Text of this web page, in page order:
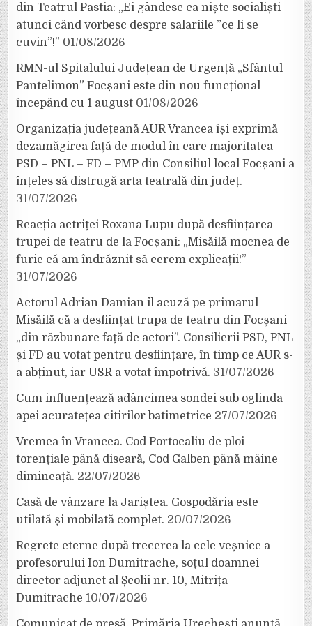
din Teatrul Pastia: „Ei gândesc ca niște socialiști
atunci când vorbesc despre salariile ”ce li se
cuvin”!” 01/08/2026
RMN-ul Spitalului Județean de Urgență „Sfântul
Pantelimon” Focșani este din nou funcțional
începând cu 1 august 01/08/2026
Organizația județeană AUR Vrancea își exprimă
dezamăgirea față de modul în care majoritatea
PSD – PNL – FD – PMP din Consiliul local Focșani a
înțeles să distrugă arta teatrală din județ.
31/07/2026
Reacția actriței Roxana Lupu după desființarea
trupei de teatru de la Focșani: „Misăilă mocnea de
furie că am îndrăznit să cerem explicații!”
31/07/2026
Actorul Adrian Damian îl acuză pe primarul
Misăilă că a desființat trupa de teatru din Focșani
„din răzbunare față de actori”. Consilierii PSD, PNL
și FD au votat pentru desființare, în timp ce AUR s-
a abținut, iar USR a votat împotrivă. 31/07/2026
Cum influențează adâncimea sondei sub oglinda
apei acuratețea citirilor batimetrice 27/07/2026
Vremea în Vrancea. Cod Portocaliu de ploi
torențiale până diseară, Cod Galben până mâine
dimineață. 22/07/2026
Casă de vânzare la Jariștea. Gospodăria este
utilată și mobilată complet. 20/07/2026
Regrete eterne după trecerea la cele veșnice a
profesorului Ion Dumitrache, soțul doamnei
director adjunct al Școlii nr. 10, Mitrița
Dumitrache 10/07/2026